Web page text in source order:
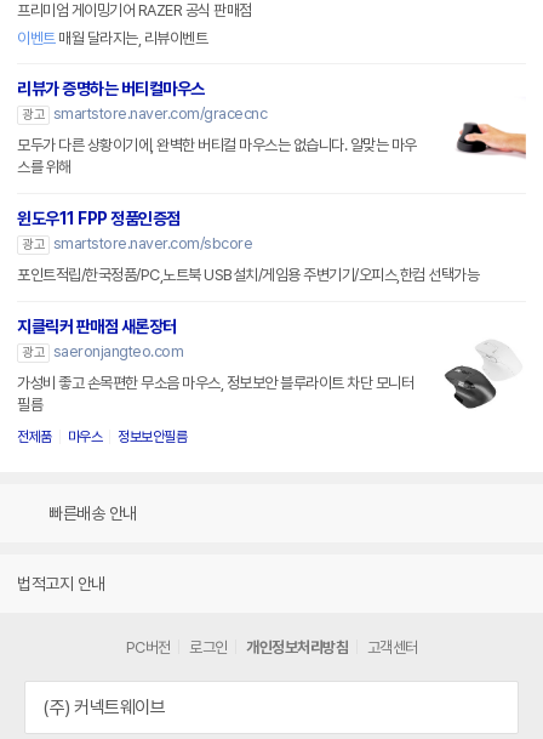
프리미엄 게이밍기어 RAZER 공식 판매점
이벤트매월 달라지는, 리뷰이벤트
리뷰가 증명하는 버티컬마우스
광고 smartstore.naver.com/gracecnc
모두가 다른 상황이기에, 완벽한 버티컬 마우스는 없습니다. 알맞는 마우
스를 위해
윈도우11 FPP 정품인증점
광고 smartstore.naver.com/sbcore
포인트적립/한국정품/PC,노트북 USB설치/게임용 주변기기/오피스,한컴 선택가능
지클릭커 판매점 새론장터
광고 saeronjangteo.com
가성비 좋고 손목편한 무소음 마우스, 정보보안 블루라이트 차단 모니터
필름
전제품 마우스 정보보안필름
빠른배송 안내
법적고지 안내
PC버전 로그인 개인정보처리방침 고객센터
(주) 커넥트웨이브